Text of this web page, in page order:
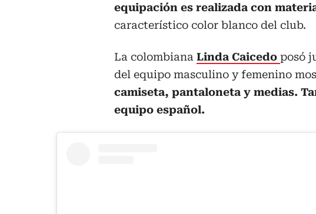
equipación es realizada con
característico color blanco del club.
La colombiana Linda Caicedo posó
del equipo masculino y femenino
camiseta, pantaloneta y medias.
equipo español.